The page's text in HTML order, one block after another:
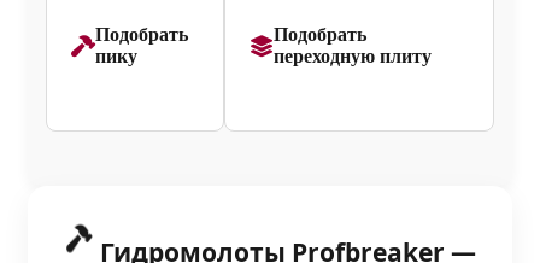
Подобрать
пику
Подобрать
переходную плиту
Гидромолоты Profbreaker —